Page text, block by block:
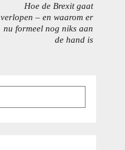
NEXT
Hoe de Brexit gaat
verlopen – en waarom er
nu formeel nog niks aan
de hand is